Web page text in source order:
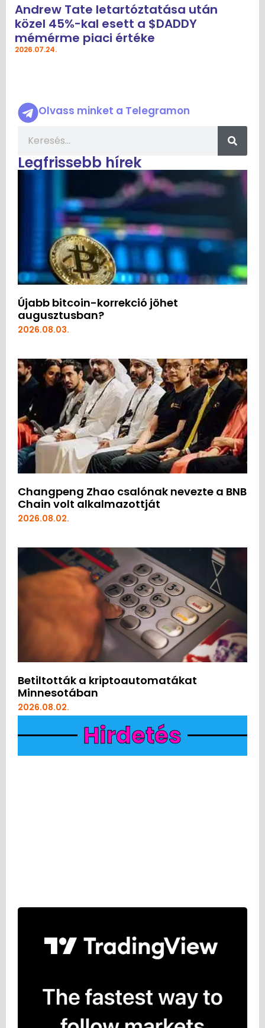
Andrew Tate letartóztatása után
közel 45%-kal esett a $DADDY
mémérme piaci értéke
2026.07.24.
Olvass minket a Telegramon
Legfrissebb hírek
Újabb bitcoin-korrekció jöhet
augusztusban?
2026.08.03.
Changpeng Zhao csalónak nevezte a BNB
Chain volt alkalmazottját
2026.08.02.
Betiltották a kriptoautomatákat
Minnesotában
2026.08.02.
Hirdetés